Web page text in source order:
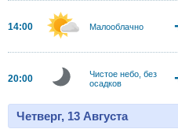
14:00 Малооблачно
20:00
Чистое небо, без
осадков
Четверг, 13 Августа